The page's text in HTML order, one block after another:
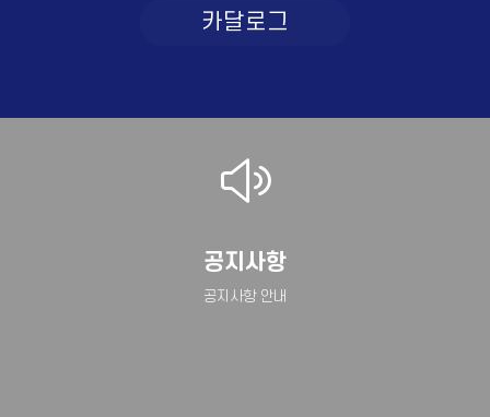
카달로그
공지사항
공지사항 안내